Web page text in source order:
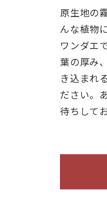
楽
し
方
4
お
り
も
原生地の
んな植物
ワンダエ
葉の厚み
き込まれ
ださい。
待ちして